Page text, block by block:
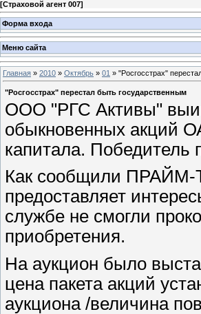
[Страховой агент 007]
Форма входа
Меню сайта
Главная » 2010 » Октябрь » 01 » "Росгосстрах"
"Росгосстрах" перестал быть государственным
ООО "РГС Активы"
обыкновенных акций
капитала. Победитель
Как сообщили ПРАЙМ-
предоставляет
службе не смогли
приобретения.
На аукцион было
цена пакета акций
аукциона /величина